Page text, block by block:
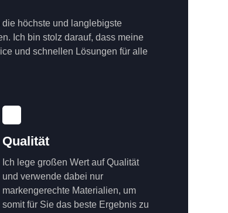
höchste und langlebigste
Ich bin stolz darauf, dass meine
und schnellen Lösungen für alle
Qualität
Ich lege großen Wert auf Qualität
und verwende dabei nur
markengerechte Materialien, um
somit für Sie das beste Ergebnis zu